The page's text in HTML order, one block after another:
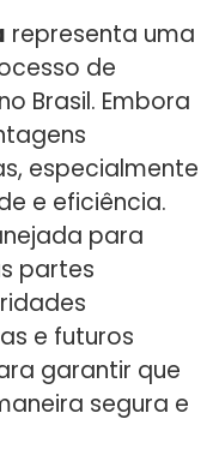
representa uma
de
Brasil. Embora
especialmente
e eficiência.
para
partes
e futuros
garantir que
segura e